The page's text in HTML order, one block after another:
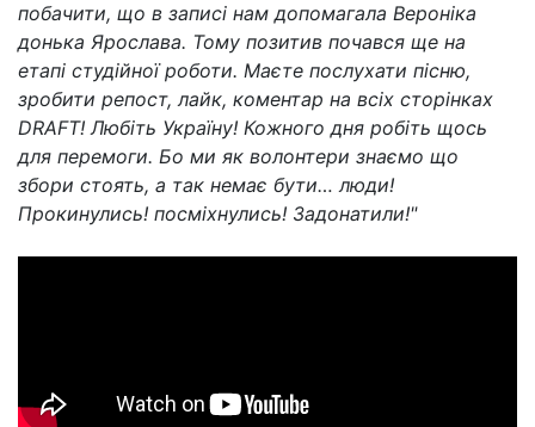
побачити, що в записі нам допомагала Вероніка
донька Ярослава. Тому позитив почався ще на
етапі студійної роботи. Маєте послухати пісню,
зробити репост, лайк, коментар на всіх сторінках
DRAFT! Любіть Україну! Кожного дня робіть щось
для перемоги. Бо ми як волонтери знаємо що
збори стоять, а так немає бути… люди!
Прокинулись! посміхнулись! Задонатили!"